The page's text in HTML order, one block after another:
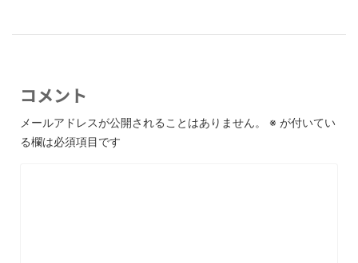
コメント
メールアドレスが公開されることはありません。 ※ が付いてい
る欄は必須項目です